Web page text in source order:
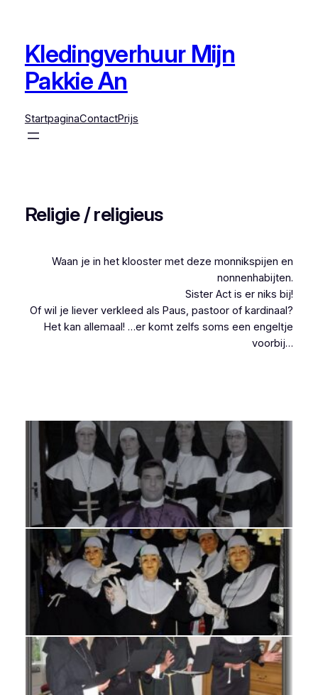
inhoudKledingverhuur Mijn
Pakkie An
StartpaginaContactPrijs
Religie / religieus
Waan je in het klooster met deze monnikspijen en
nonnenhabijten.
Sister Act is er niks bij!
Of wil je liever verkleed als Paus, pastoor of kardinaal?
Het kan allemaal! …er komt zelfs soms een engeltje
voorbij…